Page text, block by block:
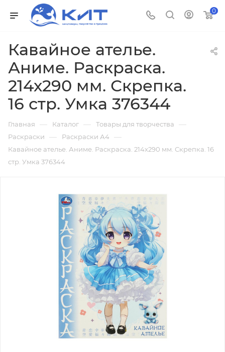
0
Кавайное ателье.
Аниме. Раскраска.
214х290 мм. Скрепка.
16 стр. Умка 376344
Главная — Каталог — Товары для творчества —
Раскраски — Раскраски А4 —
Кавайное ателье. Аниме. Раскраска. 214х290 мм. Скрепка. 16
стр. Умка 376344